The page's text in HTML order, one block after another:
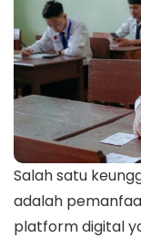
Salah satu
adalah
platform digital